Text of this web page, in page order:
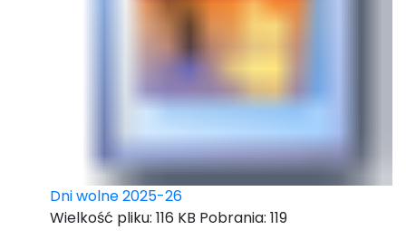
Dni wolne 2025-26
Wielkość pliku: 116 KB Pobrania: 119